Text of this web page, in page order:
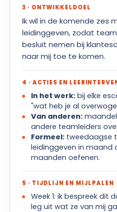
3 · ONTWIKKELDOEL
Ik wil in de komende zes
leidinggeven, zodat
besluit nemen bij
naar mij toe te komen.
4 · ACTIES EN
In het werk: bij elke
"wat heb je al
Van anderen:
andere teamleiders
Formeel: tweedaagse
leidinggeven in maand
maanden oefenen.
5 · TIJDLIJN EN MIJLPALEN
Week 1: ik bespreek dit
leg uit wat ze van mij